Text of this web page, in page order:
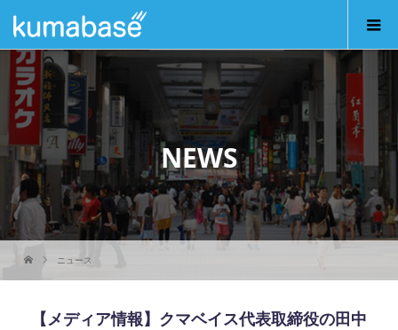
NEWS
ニュース
【メディア情報】クマベイス代表取締役の田中